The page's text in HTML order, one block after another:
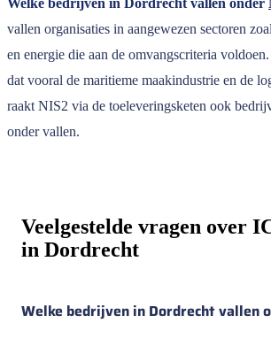
Welke bedrijven in Dordrecht vallen onder
vallen organisaties in aangewezen sectoren
en energie die aan de omvangscriteria
dat vooral de maritieme maakindustrie en de
raakt NIS2 via de toeleveringsketen ook
onder vallen.
Veelgestelde vragen over
in Dordrecht
Welke bedrijven in Dordrecht vallen